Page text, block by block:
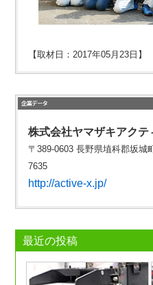
【取材日：2017年05月23日】
株式会社ヤマザキアクテ
〒389-0603 長野県埴科郡坂
7635
http://active-x.jp/
最近の投稿